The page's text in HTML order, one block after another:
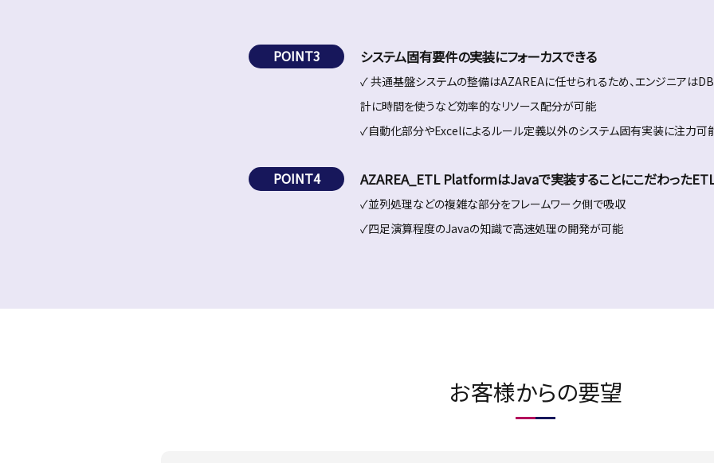
POINT3 システム固有要件の実装にフォーカスできる
✓ 共通基盤システムの整備はAZAREAに任せられるため、エンジニアは
計に時間を使うなど効率的なリソース配分が可能
✓自動化部分やExcelによるルール定義以外のシステム固有実装に注力可
POINT4 AZAREA_ETL PlatformはJavaで実装することにこだわった
✓並列処理などの複雑な部分をフレームワーク側で吸収
✓四足演算程度のJavaの知識で高速処理の開発が可能
お客様からの要望